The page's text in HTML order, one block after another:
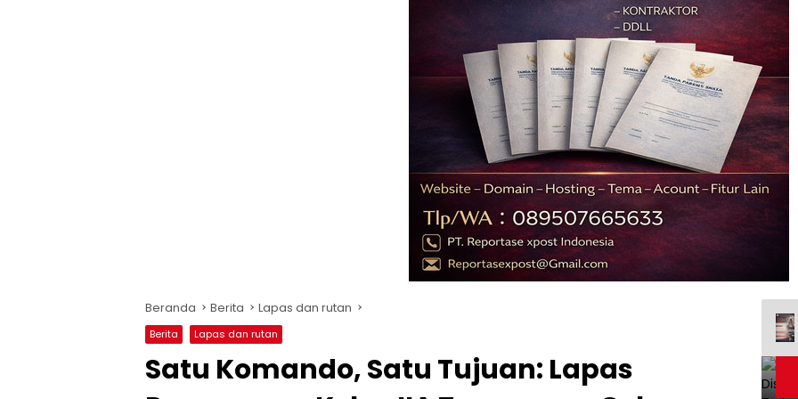
Beranda Berita Lapas dan rutan
Berita Lapas dan rutan
Satu Komando, Satu Tujuan: Lapas